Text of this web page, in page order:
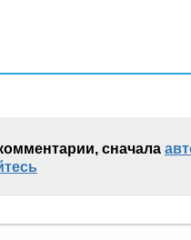
сначала